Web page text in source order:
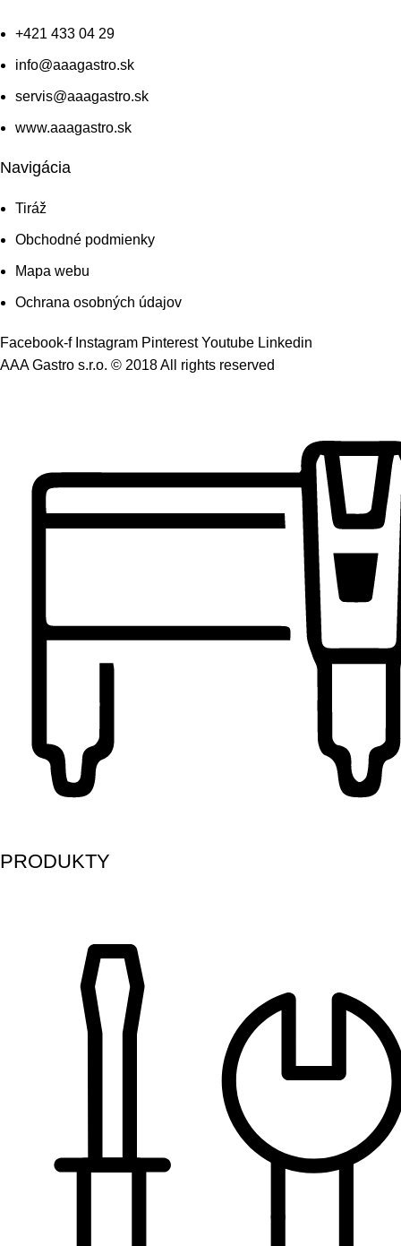
+421 433 04 29
info@aaagastro.sk
servis@aaagastro.sk
www.aaagastro.sk
Navigácia
Tiráž
Obchodné podmienky
Mapa webu
Ochrana osobných údajov
Facebook-f Instagram Pinterest Youtube Linkedin
AAA Gastro s.r.o. © 2018 All rights reserved​
PRODUKTY